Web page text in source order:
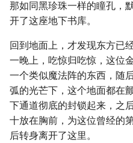
那如同黑珍珠一样的瞳孔，
开了这座地下书库。
回到地面上，才发现东方已
一晚上，吃惊归吃惊，这位
一个类似魔法阵的东西，随
弧的光芒下，这个地面都在
下通道彻底的封锁起来，之
十放在胸前，为这位曾经的
后转身离开了这里。